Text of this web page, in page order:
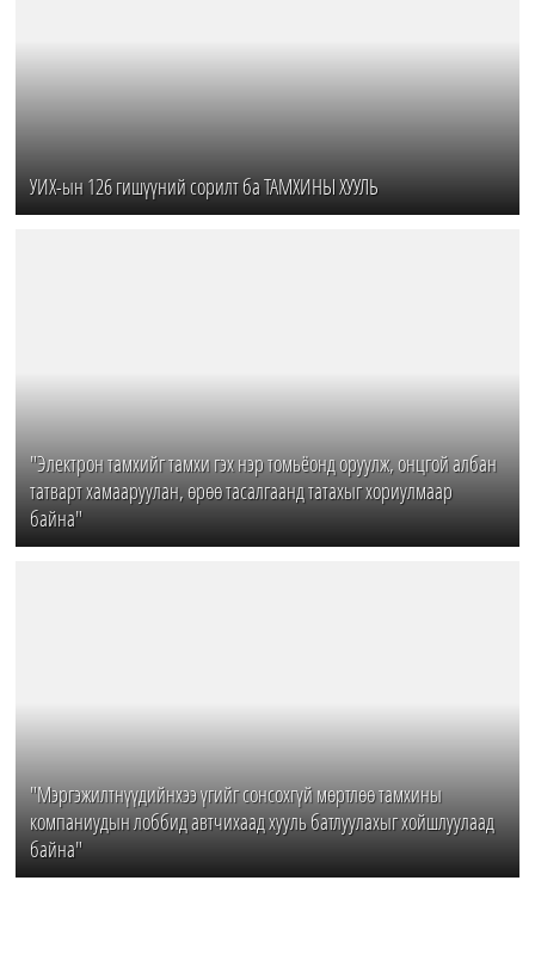
УИХ-ын 126 гишүүний сорилт ба ТАМХИНЫ ХУУЛЬ
"Электрон тамхийг тамхи гэх нэр томьёонд оруулж, онцгой албан
татварт хамааруулан, өрөө тасалгаанд татахыг хориулмаар
байна"
"Мэргэжилтнүүдийнхээ үгийг сонсохгүй мөртлөө тамхины
компаниудын лоббид автчихаад хууль батлуулахыг хойшлуулаад
байна"